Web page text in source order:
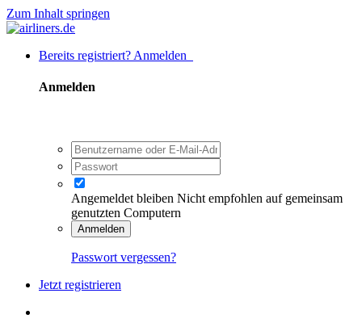
Zum Inhalt springen
Bereits registriert? Anmelden
Anmelden
Angemeldet bleiben Nicht empfohlen auf gemeinsam
genutzten Computern
Anmelden
Passwort vergessen?
Jetzt registrieren